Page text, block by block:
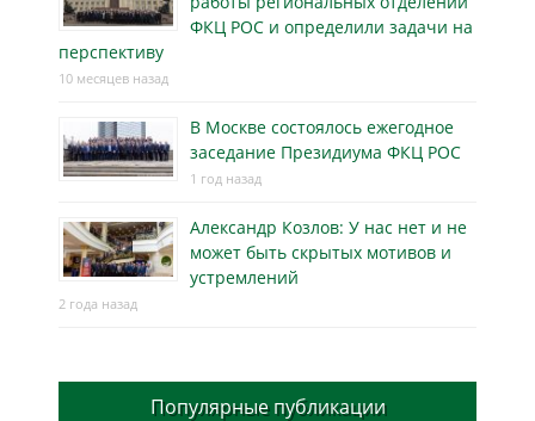
ФКЦ РОС и определили задачи на
перспективу
10 месяцев назад
В Москве состоялось ежегодное
заседание Президиума ФКЦ РОС
1 год назад
Александр Козлов: У нас нет и не
может быть скрытых мотивов и
устремлений
2 года назад
Популярные публикации